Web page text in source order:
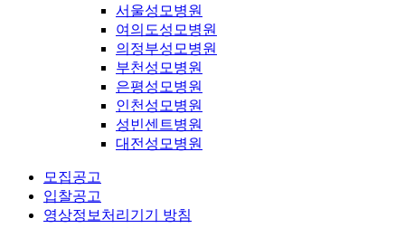
서울성모병원
여의도성모병원
의정부성모병원
부천성모병원
은평성모병원
인천성모병원
성빈센트병원
대전성모병원
모집공고
입찰공고
영상정보처리기기 방침